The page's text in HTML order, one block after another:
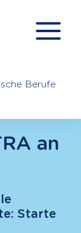
Berufe
an
Starte